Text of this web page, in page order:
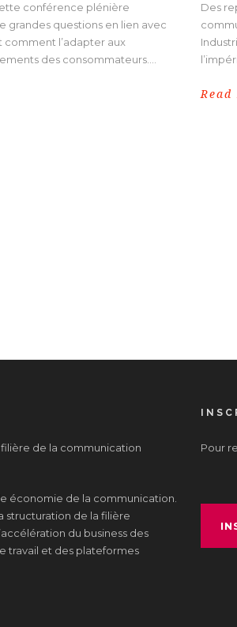
conférence plénière
grandes questions en lien avec
comment l’adapter aux
des consommateurs....
Des
Read
de la communication
économie de la communication.
structuration de la filière
du business des
travail et des plateformes
Pour